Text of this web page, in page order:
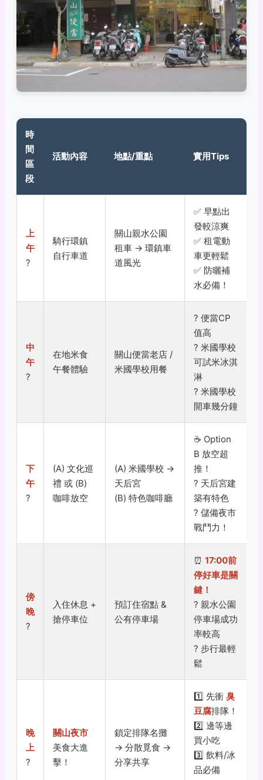
時
間
區
段
活動內容 地點/重點 實用Tips
上
午
?
騎行環鎮
自行車道
關山親水公園
租車 → 環鎮車
道風光
✅ 早點出
發較涼爽
✅ 租電動
車更輕鬆
✅ 防曬補
水必備！
中
午
?
在地米食
午餐體驗
關山便當老店 /
米國學校用餐
? 便當CP
值高
? 米國學校
可試米冰淇
淋
? 米國學校
開車幾分鐘
下
午
?
(A) 文化巡
禮 或 (B)
咖啡放空
(A) 米國學校 →
天后宮
(B) 特色咖啡廳
☕ Option
B 放空超
推！
? 天后宮建
築有特色
? 儲備夜市
戰鬥力！
傍
晚
?
入住休息 +
搶停車位
預訂住宿點 &
公有停車場
⏰ 17:00前
停好車是關
鍵！
?️ 親水公園
停車場成功
率較高
? 步行最輕
鬆
晚
上
?
關山夜市
美食大進
擊！
鎖定排隊名攤
→ 分散覓食 →
分享共享
1️⃣ 先衝 臭
豆腐排隊！
2️⃣ 邊等邊
買小吃
3️⃣ 飲料/冰
品必備